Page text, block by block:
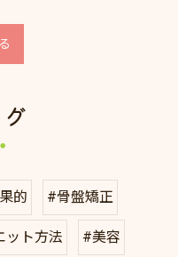
的 #骨盤矯正
ット方法 #美容